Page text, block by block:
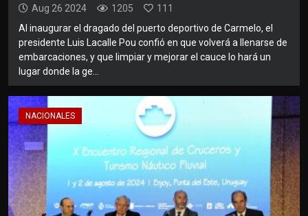
Aug 26 2024 1205
111
Al inaugurar el dragado del puerto deportivo de Carmelo, el
presidente Luis Lacalle Pou confió en que volverá a llenarse de
embarcaciones, y que limpiar y mejorar el cauce lo hará un
lugar donde la ge...
NACIONALES